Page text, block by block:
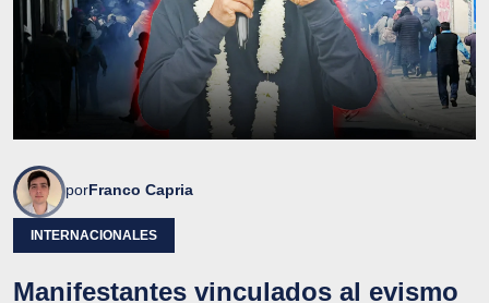
porFranco Capria
INTERNACIONALES
Manifestantes vinculados al evismo